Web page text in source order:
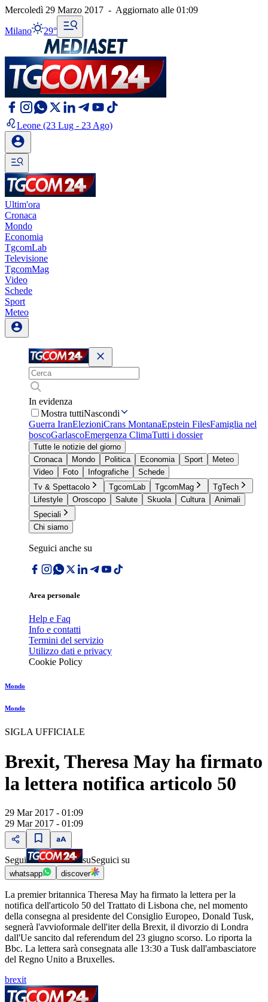
Mercoledì 29 Marzo 2017 - Aggiornato alle 01:09
Milano 29°
Leone (23 Lug - 23 Ago)
Ultim'ora
Cronaca
Mondo
Economia
TgcomLab
Televisione
TgcomMag
Video
Schede
Sport
Meteo
In evidenza
Mostra tuttiNascondi
Guerra IranElezioniCrans MontanaEpstein FilesFamiglia nel
boscoGarlascoEmergenza ClimaTutti i dossier
Tutte le notizie del giorno
Cronaca
Mondo Politica Economia Sport
Meteo
Video
Foto Infografiche
Schede
Tv & Spettacolo
TgcomLab TgcomMag
TgTech
Lifestyle
Oroscopo Salute Skuola Cultura
Animali
Speciali
Chi siamo
Seguici anche su
Area personale
Help e Faq
Info e contatti
Termini del servizio
Utilizzo dati e privacy
Cookie Policy
Mondo
Mondo
SIGLA UFFICIALE
Brexit, Theresa May ha firmato
la lettera notifica articolo 50
29 Mar 2017 - 01:09
29 Mar 2017 - 01:09
Segui suSeguici su
whatsapp discover
La premier britannica Theresa May ha firmato la lettera per la
notifica dell'articolo 50 del Trattato di Lisbona che, nel momento
della consegna al presidente del Consiglio Europeo, Donald Tusk,
segnerà l'avvioformale dell'iter della Brexit, il divorzio di Londra
dall'Ue sancito dal referendum del 23 giugno scorso. Lo riporta la
Bbc. La lettera sarà consegnata alle 13:30 a Tusk dall'ambasciatore
del Regno Unito a Bruxelles.
brexit